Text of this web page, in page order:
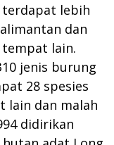
terdapat lebih
dan
lain.
jenis burung
28 spesies
lain dan malah
didirikan